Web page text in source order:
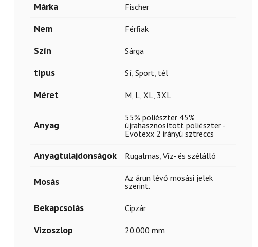
Márka Fischer
Nem Férfiak
Szín Sárga
típus Sí, Sport, tél
Méret M, L, XL, 3XL
Anyag
55% poliészter 45%
újrahasznosított poliészter -
Evotexx 2 irányú sztreccs
Anyagtulajdonságok Rugalmas, Víz- és szélálló
Mosás
Az árun lévő mosási jelek
szerint.
Bekapcsolás Cipzár
Vízoszlop 20.000 mm